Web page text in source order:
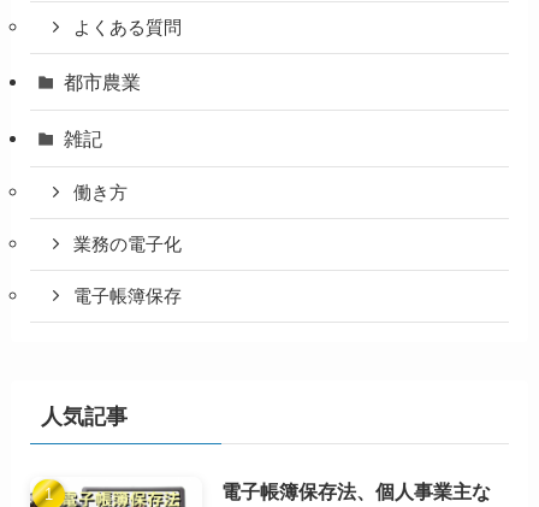
よくある質問
都市農業
雑記
働き方
業務の電子化
電子帳簿保存
人気記事
電子帳簿保存法、個人事業主な